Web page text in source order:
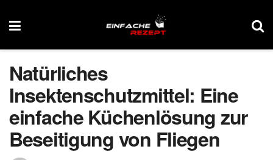
Natürliches
Insektenschutzmittel: Eine
einfache Küchenlösung zur
Beseitigung von Fliegen